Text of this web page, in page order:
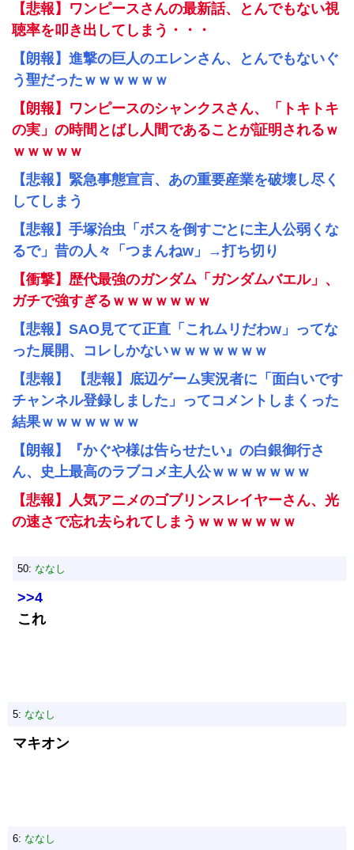
【悲報】ワンピースさんの最新話、とんでもない視
聴率を叩き出してしまう・・・
【朗報】進撃の巨人のエレンさん、とんでもないぐ
う聖だったｗｗｗｗｗｗ
【朗報】ワンピースのシャンクスさん、「トキトキ
の実」の時間とばし人間であることが証明されるｗ
ｗｗｗｗｗ
【悲報】緊急事態宣言、あの重要産業を破壊し尽く
してしまう
【悲報】手塚治虫「ボスを倒すごとに主人公弱くな
るで」昔の人々「つまんねw」→打ち切り
【衝撃】歴代最強のガンダム「ガンダムバエル」、
ガチで強すぎるｗｗｗｗｗｗｗ
【悲報】SAO見てて正直「これムリだわw」ってな
った展開、コレしかないｗｗｗｗｗｗｗ
【悲報】 【悲報】底辺ゲーム実況者に「面白いです
チャンネル登録しました」ってコメントしまくった
結果ｗｗｗｗｗｗｗ
【朗報】『かぐや様は告らせたい』の白銀御行さ
ん、史上最高のラブコメ主人公ｗｗｗｗｗｗｗ
【悲報】人気アニメのゴブリンスレイヤーさん、光
の速さで忘れ去られてしまうｗｗｗｗｗｗｗ
50: ななし
>>4
これ
5: ななし
マキオン
6: ななし